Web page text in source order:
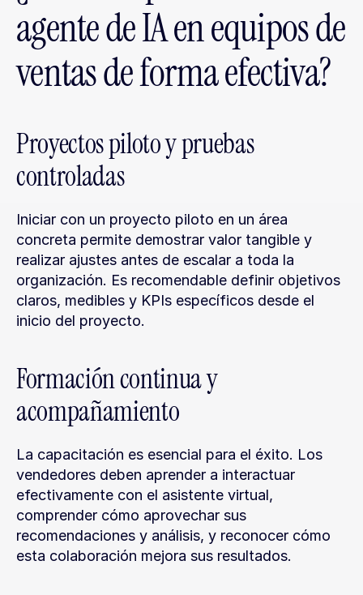
agente de IA en equipos de
ventas de forma efectiva?
Proyectos piloto y pruebas
controladas
Iniciar con un proyecto piloto en un área
concreta permite demostrar valor tangible y
realizar ajustes antes de escalar a toda la
organización. Es recomendable definir objetivos
claros, medibles y KPIs específicos desde el
inicio del proyecto.
Formación continua y
acompañamiento
La capacitación es esencial para el éxito. Los
vendedores deben aprender a interactuar
efectivamente con el asistente virtual,
comprender cómo aprovechar sus
recomendaciones y análisis, y reconocer cómo
esta colaboración mejora sus resultados.